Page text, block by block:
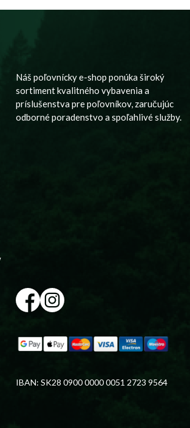
Náš poľovnícky e-shop ponúka široký
sortiment kvalitného vybavenia a
príslušenstva pre poľovníkov, zaručujúc
odborné poradenstvo a spoľahlivé služby.
IBAN: SK28 0900 0000 0051 2723 9564